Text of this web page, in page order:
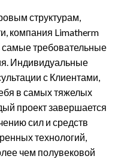
структурам,
компания Limatherm
самые требовательные
Индивидуальные
с Клиентами,
в самых тяжелых
проект завершается
сил и средств
технологий,
чем полувековой